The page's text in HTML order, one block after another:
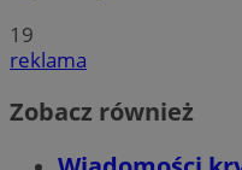
19
reklama
Zobacz również